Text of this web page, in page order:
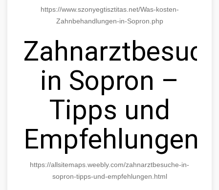
https://www.szonyegtisztitas.net/Was-kosten-
Zahnbehandlungen-in-Sopron.php
in Sopron –
Tipps und
Empfehlungen
https://allsitemaps.weebly.com/zahnarztbesuche-in-
sopron-tipps-und-empfehlungen.html